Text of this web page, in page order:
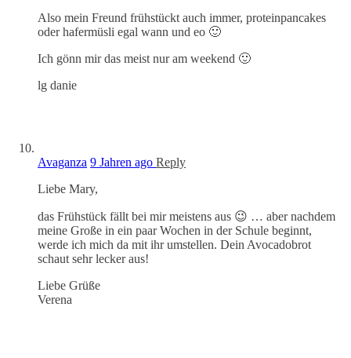
Also mein Freund frühstückt auch immer, proteinpancakes
oder hafermüsli egal wann und eo 🙂
Ich gönn mir das meist nur am weekend 🙂
lg danie
Avaganza 9 Jahren ago Reply
Liebe Mary,
das Frühstück fällt bei mir meistens aus 😉 … aber nachdem
meine Große in ein paar Wochen in der Schule beginnt,
werde ich mich da mit ihr umstellen. Dein Avocadobrot
schaut sehr lecker aus!
Liebe Grüße
Verena